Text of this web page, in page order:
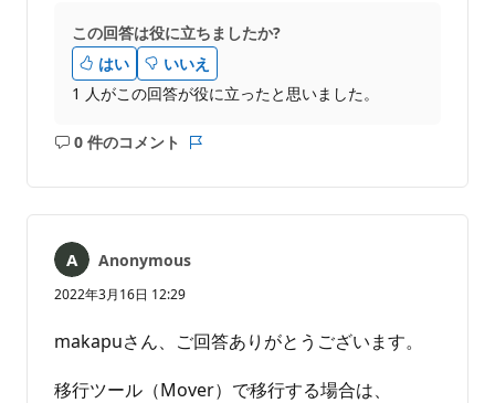
この回答は役に立ちましたか?
はい
いいえ
1 人がこの回答が役に立ったと思いました。
0 件のコメント
コ
ト
あ
り
せ
ト
Anonymous
2022年3月16日 12:29
makapuさん、ご回答ありがとうございます。
移行ツール（Mover）で移行する場合は、